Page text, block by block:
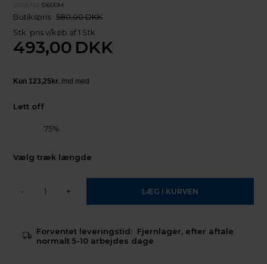
VARENR.51600M
Butikspris 580,00 DKK
Stk. pris v/køb af 1 Stk
493,00 DKK
Lett off
75%
Vælg træk længde
- +
Forventet leveringstid: Fjernlager, efter aftale
normalt 5-10 arbejdes dage